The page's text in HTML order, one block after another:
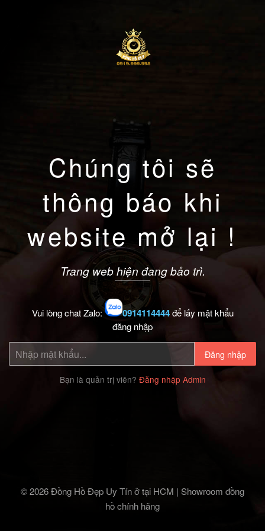
Chúng tôi sẽ
thông báo khi
website mở lại !
Trang web hiện đang bảo trì.
Vui lòng chat Zalo: 0914114444để lấy mật khẩu
đăng nhập
Đăng nhập
Bạn là quản trị viên? Đăng nhập Admin
© 2026 Đồng Hồ Đẹp Uy Tín ở tại HCM | Showroom đồng
hồ chính hãng‎